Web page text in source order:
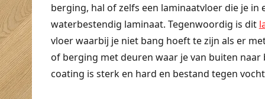
berging, hal of zelfs een laminaatvloer die je
waterbestendig laminaat. Tegenwoordig is dit
vloer waarbij je niet bang hoeft te zijn als er
of berging met deuren waar je van buiten
coating is sterk en hard en bestand tegen